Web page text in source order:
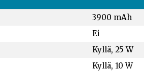
3900 mAh
Ei
Kyllä, 25 W
Kyllä, 10 W